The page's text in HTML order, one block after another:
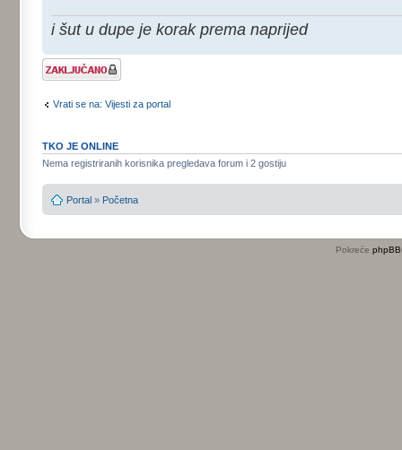
i šut u dupe je korak prema naprijed
Tema je
zaključana
Vrati se na: Vijesti za portal
TKO JE ONLINE
Nema registriranih korisnika pregledava forum i 2 gostiju
Portal » Početna
Pokreće phpBB